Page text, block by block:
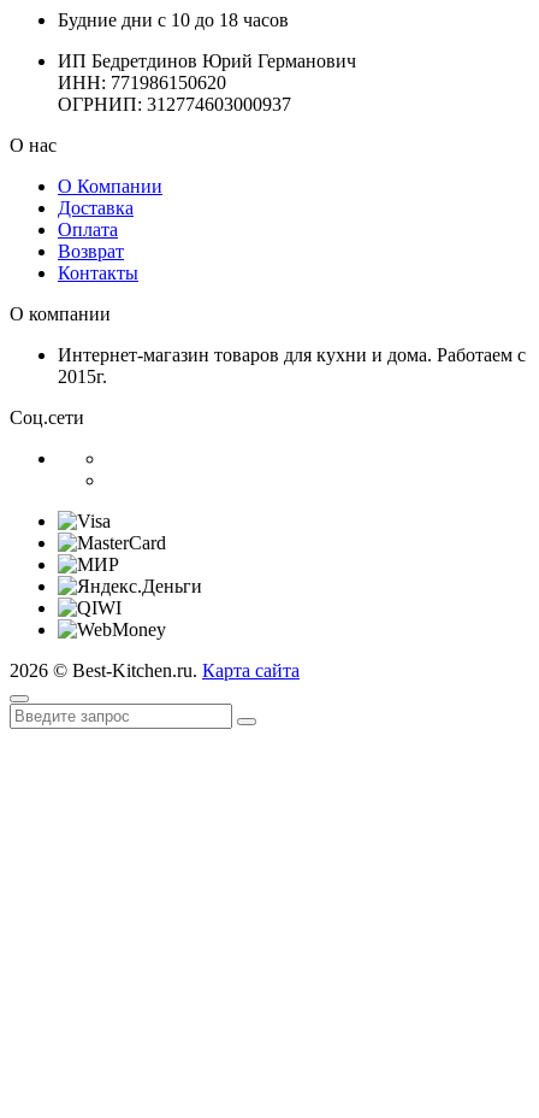
Будние дни с 10 до 18 часов
ИП Бедретдинов Юрий Германович
ИНН: 771986150620
ОГРНИП: 312774603000937
О нас
О Компании
Доставка
Оплата
Возврат
Контакты
О компании
Интернет-магазин товаров для кухни и дома. Работаем с
2015г.
Соц.сети
2026 © Best-Kitchen.ru. Карта сайта